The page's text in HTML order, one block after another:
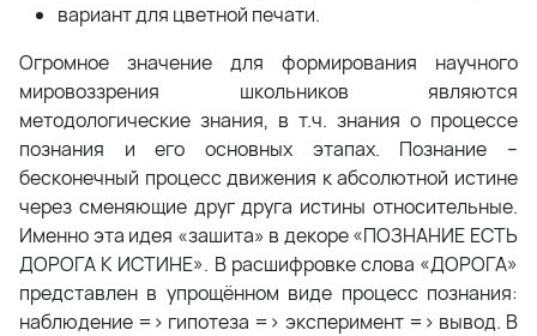
вариант для цветной печати.
Огромное значение для формирования научного
мировоззрения школьников являются
методологические знания, в т.ч. знания о процессе
познания и его основных этапах. Познание –
бесконечный процесс движения к абсолютной истине
через сменяющие друг друга истины относительные.
Именно эта идея «зашита» в декоре «ПОЗНАНИЕ ЕСТЬ
ДОРОГА К ИСТИНЕ». В расшифровке слова «ДОРОГА»
представлен в упрощённом виде процесс познания:
наблюдение => гипотеза => эксперимент => вывод. В